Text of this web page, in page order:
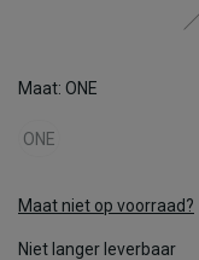
Maat: ONE
ONE
Maat niet op voorraad?
Niet langer leverbaar